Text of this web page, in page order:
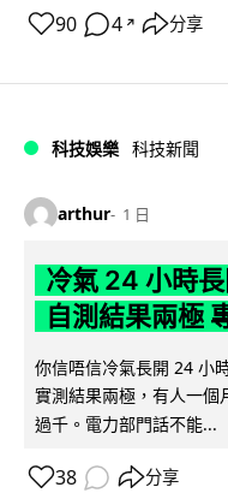
90 4 ↗ 分享
科技娛樂 科技新聞
arthur 1 日
冷氣 24 小時
自測結果兩極
你信唔信冷氣長開 24 小
實測結果兩極，有人一個
過千。電力部門話不能...
38 分享